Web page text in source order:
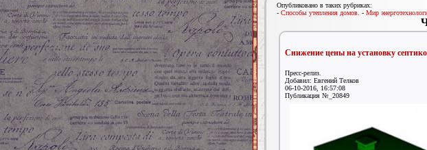
Опубликовано в таких рубриках:
- Способы утепления домов. - Мир
Снижение цены на установку
Пресс-релиз.
Добавил: Евгений Телков
06-10-2016, 16:57:08
Публикация №_20849